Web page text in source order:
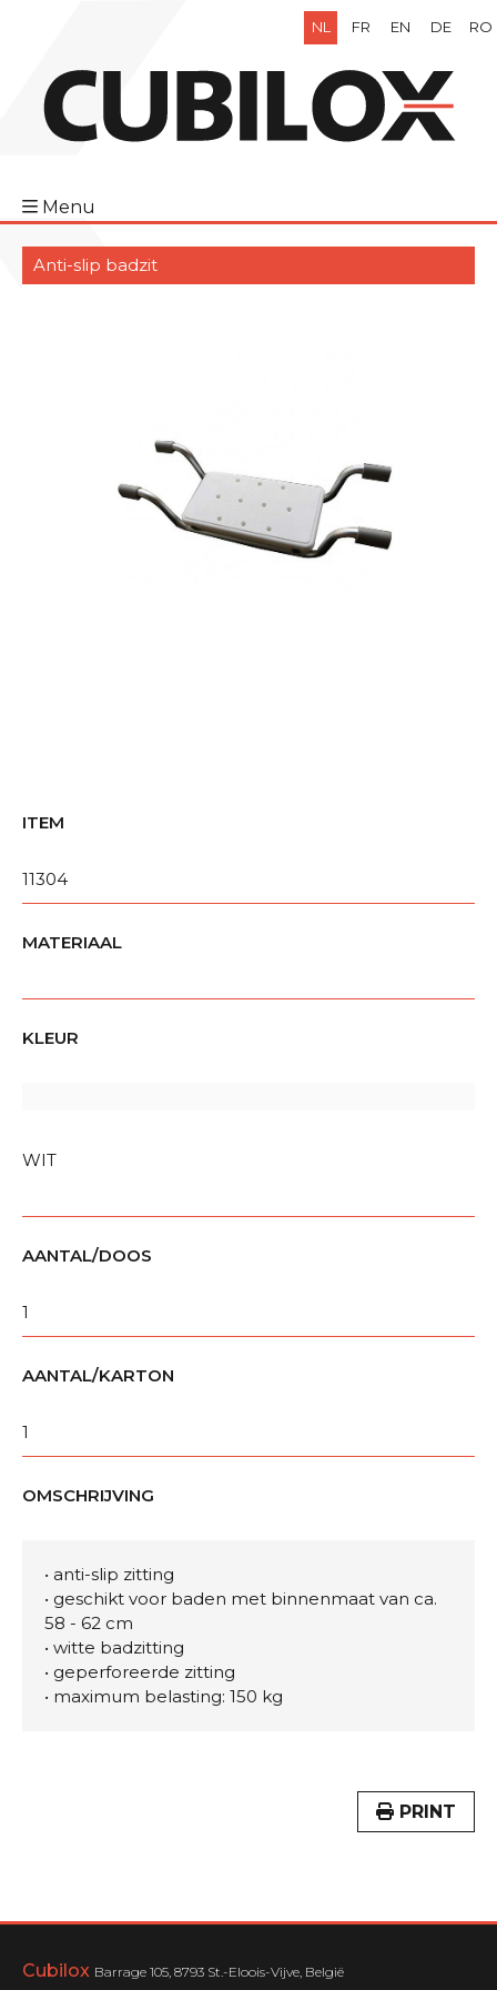
NL FR EN DE RO
Menu
Anti-slip badzit
ITEM
11304
MATERIAAL
KLEUR
WIT
AANTAL/DOOS
1
AANTAL/KARTON
1
OMSCHRIJVING
• anti-slip zitting
• geschikt voor baden met binnenmaat van ca.
58 - 62 cm
• witte badzitting
• geperforeerde zitting
• maximum belasting: 150 kg
PRINT
Cubilox Barrage 105, 8793 St.-Eloois-Vijve, België